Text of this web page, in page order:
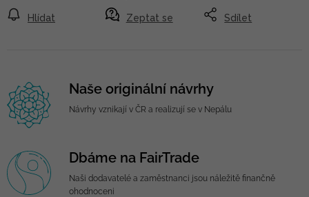
Zeptat se
Hlídat Sdílet
Naše originální návrhy
Návrhy vznikají v ČR a realizují se v Nepálu
Dbáme na FairTrade
Naši dodavatelé a zaměstnanci jsou náležitě finančně
ohodnoceni